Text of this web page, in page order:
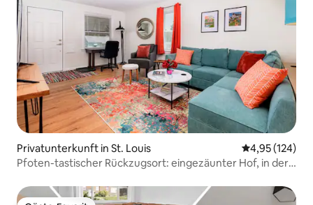
Privatunterkunft in St. Louis
4,95 (124)
Pfoten-tastischer Rückzugsort: eingezäunter Hof, in der